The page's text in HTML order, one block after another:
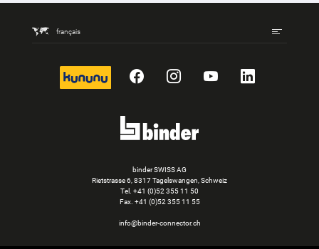
français
kununu FacebookInstagram
YouTubeLinkedIn
binder SWISS AG
Rietstrasse 6, 8317 Tagelswangen, Schweiz
Tel. +41 (0)52 355 11 50
Fax. +41 (0)52 355 11 55
info@binder-connector.ch